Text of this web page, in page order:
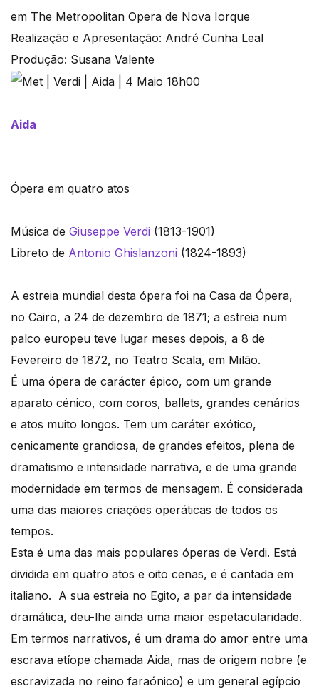
em The Metropolitan Opera de Nova Iorque
Realização e Apresentação: André Cunha Leal
Produção: Susana Valente
Aida
Ópera em quatro atos
Música de Giuseppe Verdi (1813-1901)
Libreto de Antonio Ghislanzoni (1824-1893)
A estreia mundial desta ópera foi na Casa da Ópera,
no Cairo, a 24 de dezembro de 1871; a estreia num
palco europeu teve lugar meses depois, a 8 de
Fevereiro de 1872, no Teatro Scala, em Milão.
É uma ópera de carácter épico, com um grande
aparato cénico, com coros, ballets, grandes cenários
e atos muito longos. Tem um caráter exótico,
cenicamente grandiosa, de grandes efeitos, plena de
dramatismo e intensidade narrativa, e de uma grande
modernidade em termos de mensagem. É considerada
uma das maiores criações operáticas de todos os
tempos.
Esta é uma das mais populares óperas de Verdi. Está
dividida em quatro atos e oito cenas, e é cantada em
italiano. A sua estreia no Egito, a par da intensidade
dramática, deu-lhe ainda uma maior espetacularidade.
Em termos narrativos, é um drama do amor entre uma
escrava etíope chamada Aida, mas de origem nobre (e
escravizada no reino faraónico) e um general egípcio